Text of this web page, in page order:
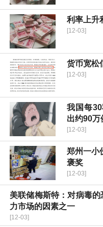
利率上升
[12-03]
货币宽松
[12-03]
我国每
出约90万
[12-03]
郑州一小
褒奖
[12-03]
美联储梅斯特：对病毒
力市场的因素之一
[12-03]